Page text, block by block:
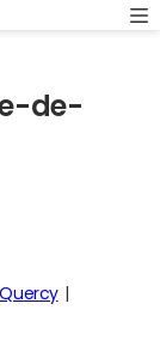
de-